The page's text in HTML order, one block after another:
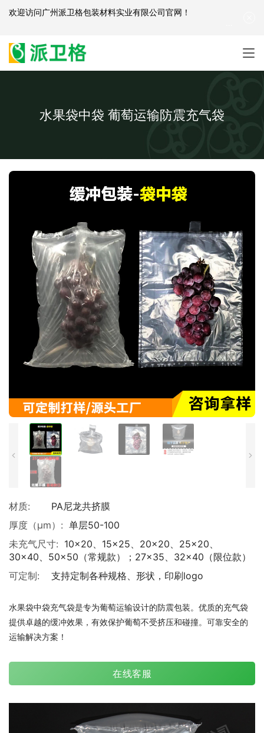
水果袋中袋 葡萄运输防震充气袋
材质:
PA尼龙共挤膜
厚度（μm）: 单层50-100
未充气尺寸: 10×20、15×25、20×20、25×20、
30×40、50×50（常规款）；27×35、32×40（限位款）
可定制:
支持定制各种规格、形状，印刷logo
水果袋中袋充气袋是专为葡萄运输设计的防震包装。优质的充气袋
提供卓越的缓冲效果，有效保护葡萄不受挤压和碰撞。可靠安全的
运输解决方案！
在线客服
欢迎访问广州派卫格包装材料实业有限公司官网 ！